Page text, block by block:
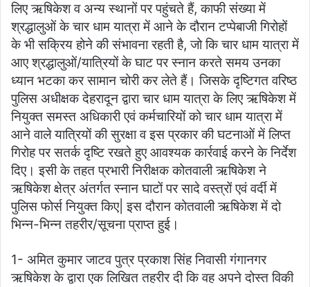
लिए ऋषिकेश व अन्य स्थानों पर पहुंचते हैं, काफी संख्या में
श्रद्धालुओं के चार धाम यात्रा में आने के दौरान टप्पेबाजी गिरोहों
के भी सक्रिय होने की संभावना रहती है, जो कि चार धाम यात्रा में
आए श्रद्धालुओं/यात्रियों के घाट पर स्नान करते समय उनका
ध्यान भटका कर सामान चोरी कर लेते हैं। जिसके दृष्टिगत वरिष्ठ
पुलिस अधीक्षक देहरादून द्वारा चार धाम यात्रा के लिए ऋषिकेश में
नियुक्त समस्त अधिकारी एवं कर्मचारियों को चार धाम यात्रा में
आने वाले यात्रियों की सुरक्षा व इस प्रकार की घटनाओं में लिप्त
गिरोह पर सतर्क दृष्टि रखते हुए आवश्यक कार्रवाई करने के निर्देश
दिए। इसी के तहत प्रभारी निरीक्षक कोतवाली ऋषिकेश ने
ऋषिकेश क्षेत्र अंतर्गत स्नान घाटों पर सादे वस्त्रों एवं वर्दी में
पुलिस फोर्स नियुक्त किए| इस दौरान कोतवाली ऋषिकेश में दो
भिन्न-भिन्न तहरीर/सूचना प्राप्त हुई।
1- अमित कुमार जाटव पुत्र प्रकाश सिंह निवासी गंगानगर
ऋषिकेश के द्वारा एक लिखित तहरीर दी कि वह अपने दोस्त विकी